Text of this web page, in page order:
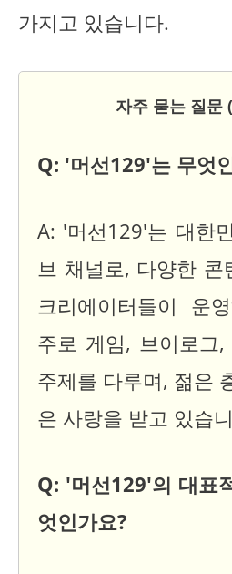
가지고 있습니다.
자주 묻는 질문
Q: '머선129'는 무엇
A: '머선129'는 대한
브 채널로, 다양한 콘
크리에이터들이 운
주로 게임, 브이로그
주제를 다루며, 젊은
은 사랑을 받고 있습
Q: '머선129'의 대표
엇인가요?